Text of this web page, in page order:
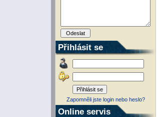
Přihlásit se
Zapomněli jste login nebo heslo?
Online servis